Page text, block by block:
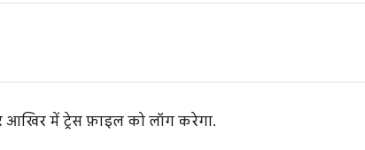
आखिर में ट्रेस फ़ाइल को लॉग करेगा.